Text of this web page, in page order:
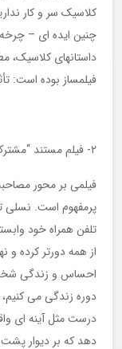
کلاسیک سر و کار
چنین ایده ای –
داستانهای کلاسیک،
فیلمساز بوده است:
۲- فیلم مستند “مشترک مورد نظر” (ساخته ی لقمان خالدی):
فیلمی بر محور
پرمفهوم است. نسلی
تلفن همراه خود
از همه دورتر کرده و
احساس و زندگی
دوره زندگی می
درست مثل آینه ای
دهد که بر دیوار پشت